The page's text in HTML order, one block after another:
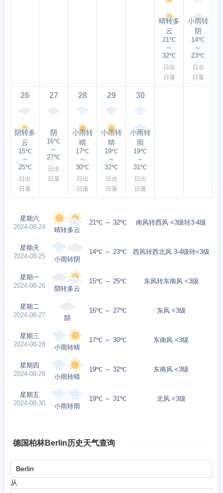
晴转多
云
21℃
～
32℃
日出
日落
小雨转
阴
14℃
～
23℃
日出
日落
26
阴转多
云
15℃
～
25℃
日出
日落
27
阴
16℃
～
27℃
日出
日落
28
小雨转
晴
17℃
～
30℃
日出
日落
29
小雨转
晴
19℃
～
32℃
日出
日落
30
小雨转
雨
19℃
～
31℃
日出
日落
星期六
2024-08-24
晴转多云
21℃ ～ 32℃ 南风转西风 <3级转3-4级
星期天
2024-08-25
小雨转阴
14℃ ～ 23℃ 西风转西北风 3-4级转<3级
星期一
2024-08-26
阴转多云
15℃ ～ 25℃ 东风转东南风 <3级
星期二
2024-08-27
阴
16℃ ～ 27℃ 东风 <3级
星期三
2024-08-28
小雨转晴
17℃ ～ 30℃ 东南风 <3级
星期四
2024-08-29
小雨转晴
19℃ ～ 32℃ 东南风 <3级
星期五
2024-08-30
小雨转雨
19℃ ～ 31℃ 北风 <3级
德国柏林Berlin历史天气查询
从